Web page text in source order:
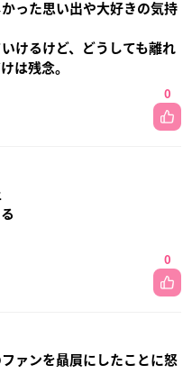
った思い出や大好きの気持
けるけど、どうしても離れ
は残念。
0
0
ァンを贔屓にしたことに怒